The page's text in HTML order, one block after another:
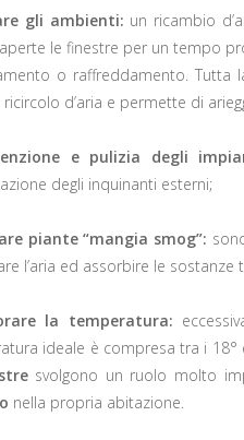
gli ambienti: un ricambio
le finestre per un tempo
o raffreddamento.
ricircolo d’aria e permette di
e pulizia degli
degli inquinanti esterni;
piante “mangia smog”:
l’aria ed assorbire le sostanze
la temperatura:
ideale è compresa tra i 18°
svolgono un ruolo molto
nella propria abitazione.